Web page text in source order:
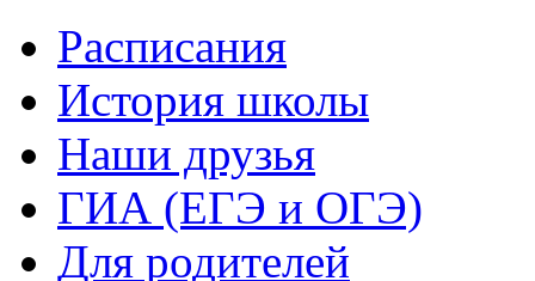
Расписания
История школы
Наши друзья
ГИА (ЕГЭ и ОГЭ)
Для родителей